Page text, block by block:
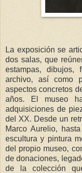
La exposición se
dos salas, que
estampas, dibujos,
archivo, así como
aspectos concretos
años. El museo
adquisiciones de
del XX. Desde un
Marco Aurelio,
escultura y pintura
del propio museo,
de donaciones,
de la colección